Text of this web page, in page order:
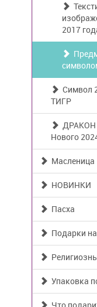
2017
Символ
ТИГР
ДРАКОН
Нового
Масленица
НОВИНКИ
Пасха
Подарки
Упаковка